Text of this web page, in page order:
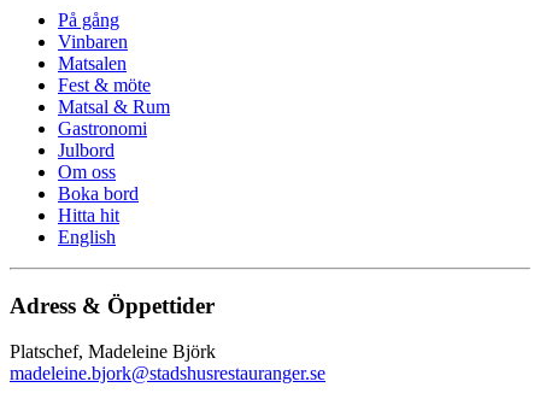
På gång
Vinbaren
Matsalen
Fest & möte
Matsal & Rum
Gastronomi
Julbord
Om oss
Boka bord
Hitta hit
English
Adress & Öppettider
Platschef, Madeleine Björk
madeleine.bjork@stadshusrestauranger.se